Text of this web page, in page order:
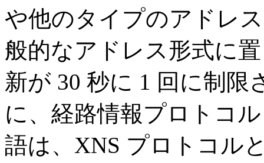
や他のタイプのアドレ
般的なアドレス形式に
新が 30 秒に 1 回に制
に、経路情報プロトコ
語は、XNS プロトコル